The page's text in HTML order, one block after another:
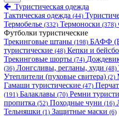
Туристическая одежда
Тактическая одежда (44)
Термобелье (332) Термоноски (378)
Футболки туристические
Трекинговые штаны (198) БАФФ
туристические (48) Кепки и
Трекинговые шорты (74)
(36) Лонгсливы, регланы, худи (48)
Утеплители (пуховые свитера) (2)
Гамаши туристические (47)
(191) Балаклавы (70) Ремни
пропитка (52) Походные чуни (16)
Тельняшки (1) Защитные маски (6)